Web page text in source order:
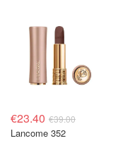
€23.40 €39.00
Lancome 352